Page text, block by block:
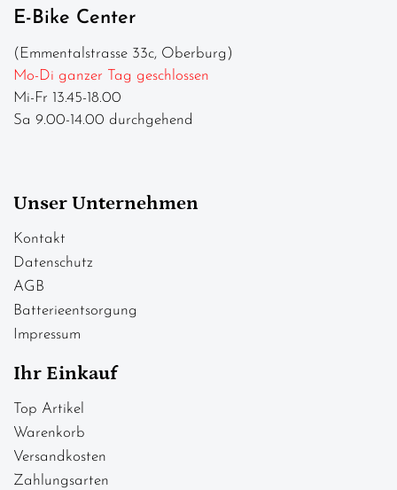
E-Bike Center
(Emmentalstrasse 33c, Oberburg)
Mo-Di ganzer Tag geschlossen
Mi-Fr 13.45-18.00
Sa 9.00-14.00 durchgehend
Unser Unternehmen
Kontakt
Datenschutz
AGB
Batterieentsorgung
Impressum
Ihr Einkauf
Top Artikel
Warenkorb
Versandkosten
Zahlungsarten